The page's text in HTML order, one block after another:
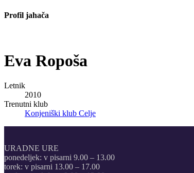
Profil jahača
Eva Ropoša
Letnik
2010
Trenutni klub
Konjeniški klub Celje
URADNE URE
ponedeljek: v pisarni 9.00 – 13.00
torek: v pisarni 13.00 – 17.00